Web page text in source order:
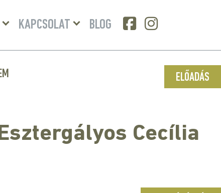
Menü
lenyitásaKAPCSOLAT
Menü
lenyitása
BLOG
ELŐADÁS
Cecília